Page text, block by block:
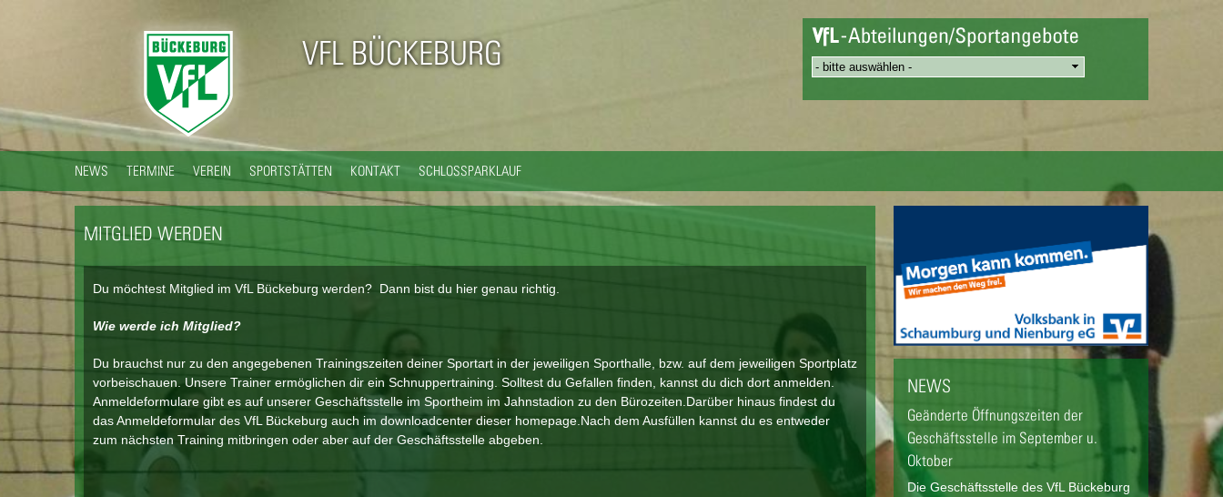
VFL BÜCKEBURG
NEWS TERMINE VEREIN SPORTSTÄTTEN KONTAKT SCHLOSSPARKLAUF
MITGLIED WERDEN
Du möchtest Mitglied im VfL Bückeburg werden? Dann bist du hier genau richtig.
Wie werde ich Mitglied?
Du brauchst nur zu den angegebenen Trainingszeiten deiner Sportart in der jeweiligen Sporthalle, bzw. auf dem jeweiligen Sportplatz
vorbeischauen. Unsere Trainer ermöglichen dir ein Schnuppertraining. Solltest du Gefallen finden, kannst du dich dort anmelden.
Anmeldeformulare gibt es auf unserer Geschäftsstelle im Sportheim im Jahnstadion zu den Bürozeiten.Darüber hinaus findest du
das Anmeldeformular des VfL Bückeburg auch im downloadcenter dieser homepage.Nach dem Ausfüllen kannst du es entweder
zum nächsten Training mitbringen oder aber auf der Geschäftsstelle abgeben.
NEWS
Geänderte Öffnungszeiten der
Geschäftsstelle im September u.
Oktober
Die Geschäftsstelle des VfL Bückeburg